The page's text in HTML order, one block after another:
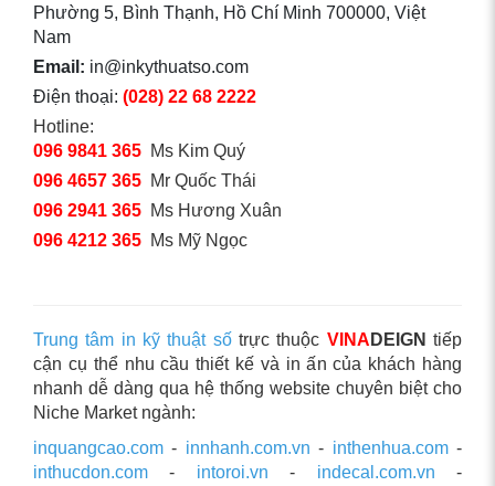
Phường 5, Bình Thạnh, Hồ Chí Minh 700000, Việt
Nam
Email: in@inkythuatso.com
Điện thoại: (028) 22 68 2222
Hotline:
096 9841 365 Ms Kim Quý
096 4657 365 Mr Quốc Thái
096 2941 365 Ms Hương Xuân
096 4212 365 Ms Mỹ Ngọc
Trung tâm in kỹ thuật sốtrực thuộc VINA DEIGN tiếp
cận cụ thể nhu cầu thiết kế và in ấn của khách hàng
nhanh dễ dàng qua hệ thống website chuyên biệt cho
Niche Market ngành:
inquangcao.com - innhanh.com.vn - inthenhua.com-
inthucdon.com - intoroi.vn - indecal.com.vn -